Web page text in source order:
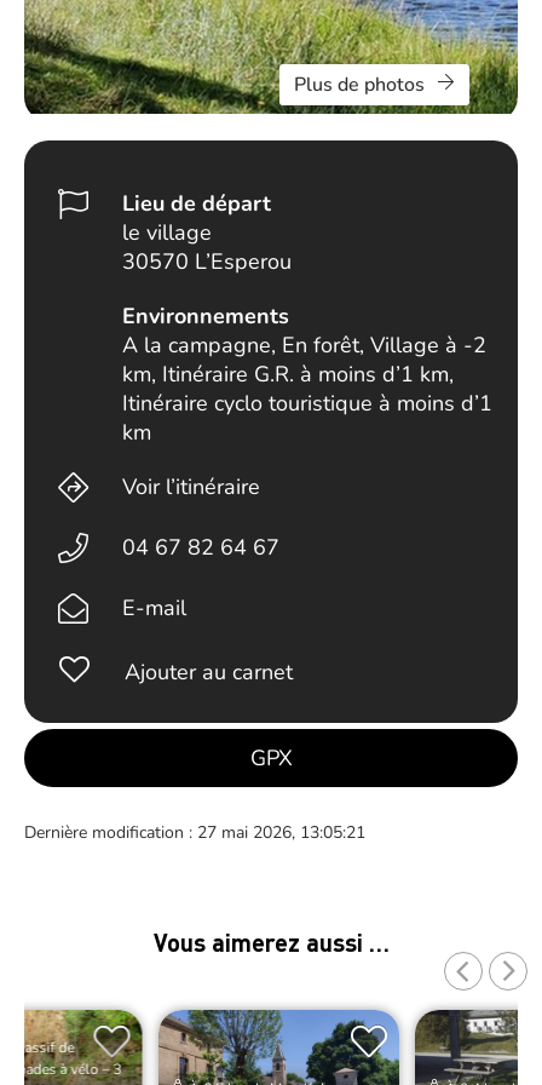
Plus de photos
Lieu de départ
le village
30570 L’Esperou
Environnements
A la campagne, En forêt, Village à -2
km, Itinéraire G.R. à moins d’1 km,
Itinéraire cyclo touristique à moins d’1
km
Voir l’itinéraire
04 67 82 64 67
E-mail
Ajouter au carnet
GPX
Dernière modification : 27 mai 2026, 13:05:21
Vous aimerez aussi …
Massif de
à vélo – 3